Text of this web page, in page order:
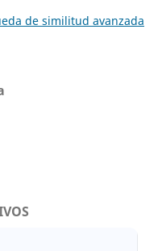
de similitud avanzada